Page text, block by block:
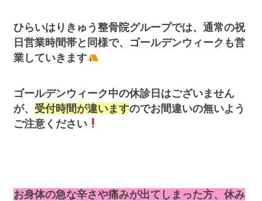
ひらいはりきゅう整骨院グループでは、通常の祝
日営業時間帯と同様で、ゴールデンウィークも営
業していきます
ゴールデンウィーク中の休診日はございません
が、 受付時間が違いますのでお間違いの無いよう
ご注意ください
お身体の急な辛さや痛みが出てしまった方、休み